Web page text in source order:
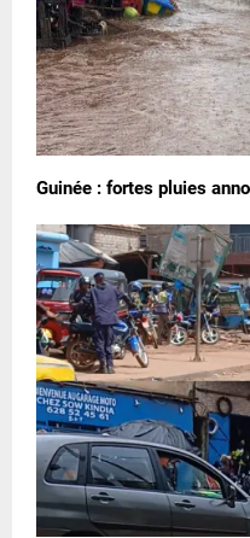
Guinée : fortes pluies